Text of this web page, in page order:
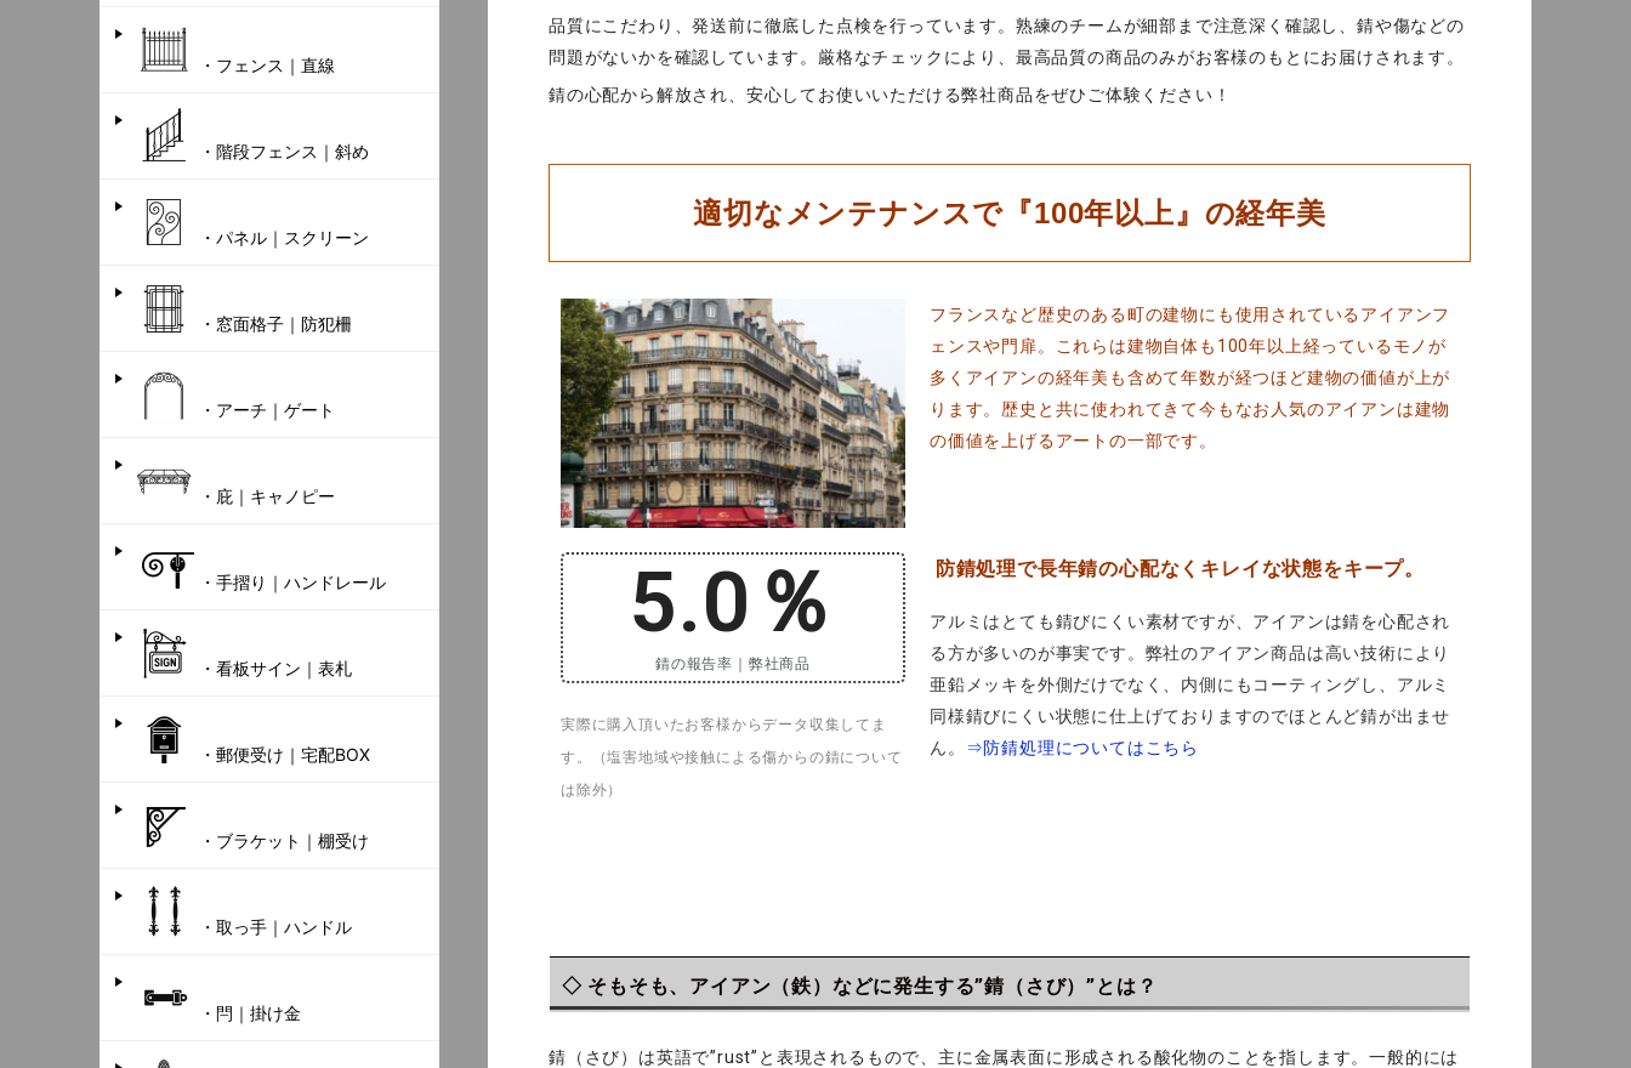
品質にこだわり、発送前に徹底した点検を行っています。熟練のチームが細部まで注意深く確認し、錆や傷などの
問題がないかを確認しています。厳格なチェックにより、最高品質の商品のみがお客様のもとにお届けされます。
錆の心配から解放され、安心してお使いいただける弊社商品をぜひご体験ください！
適切なメンテナンスで『100年以上』の経年美
フランスなど歴史のある町の建物にも使用されているアイアンフ
ェンスや門扉。これらは建物自体も100年以上経っているモノが
多くアイアンの経年美も含めて年数が経つほど建物の価値が上が
ります。歴史と共に使われてきて今もなお人気のアイアンは建物
の価値を上げるアートの一部です。
錆の報告率｜弊社商品
0.2 ％
実際に購入頂いたお客様からデータ収集してま
す。（塩害地域や接触による傷からの錆について
は除外）
防錆処理で長年錆の心配なくキレイな状態をキープ。
アルミはとても錆びにくい素材ですが、アイアンは錆を心配され
る方が多いのが事実です。弊社のアイアン商品は高い技術により
亜鉛メッキを外側だけでなく、内側にもコーティングし、アルミ
同様錆びにくい状態に仕上げておりますのでほとんど錆が出ませ
ん。
⇒防錆処理についてはこちら
◇ そもそも、アイアン（鉄）などに発生する”錆（さび）”とは？
錆（さび）は英語で”rust”と表現されるもので、主に金属表面に形成される酸化物のことを指します。一般的には
・フェンス｜直線
・階段フェンス｜斜め
・パネル｜スクリーン
・窓面格子｜防犯柵
・アーチ｜ゲート
・庇｜キャノピー
・手摺り｜ハンドレール
・看板サイン｜表札
・郵便受け｜宅配BOX
・ブラケット｜棚受け
・取っ手｜ハンドル
・閂｜掛け金